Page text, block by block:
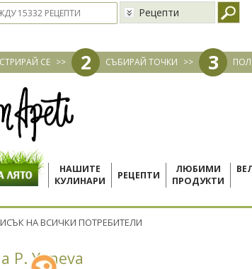
Рецепти
СЕ >> 2 СЪБИРАЙ ТОЧКИ >> 3
НАШИТЕ
КУЛИНАРИ
РЕЦЕПТИ
ЛЮБИМИ
ПРОДУКТИ
НА ВСИЧКИ ПОТРЕБИТЕЛИ
P. Yaneva